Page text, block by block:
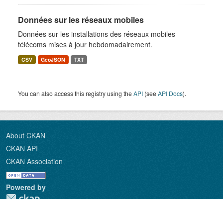
Données sur les réseaux mobiles
Données sur les installations des réseaux mobiles
télécoms mises à jour hebdomadairement.
CSV GeoJSON TXT
You can also access this registry using theAPI (seeAPI Docs).
About CKAN
CKAN API
CKAN Association
Powered by